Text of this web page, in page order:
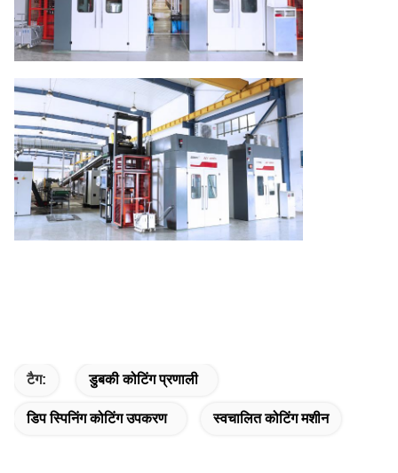
टैग: डुबकी कोटिंग प्रणाली
डिप स्पिनिंग कोटिंग उपकरण स्वचालित कोटिंग मशीन